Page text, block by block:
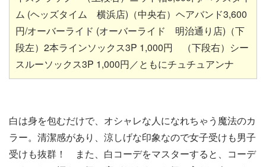
ム (ヘッズタイム 横浜店)（中央右）ヘアバンド3,600
円/オーバーライド (オーバーライド 明治通り店)（下
段左）2本ラインソックス3P 1,000円 （下段右）シー
スルーソックス3P 1,000円／ともにチュチュアンナ
白は身を包むだけで、オシャレな人になれちゃう魔法のカ
ラー。清潔感があり、涼しげな印象なので女子受けも男子
受けも抜群！ また、白コーデをマスターすると、コーデ